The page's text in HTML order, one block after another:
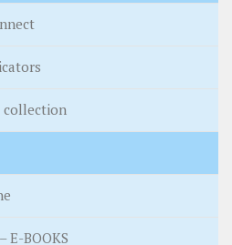
collection
E-BOOKS